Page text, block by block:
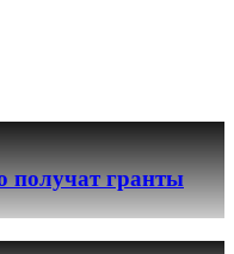
получат гранты